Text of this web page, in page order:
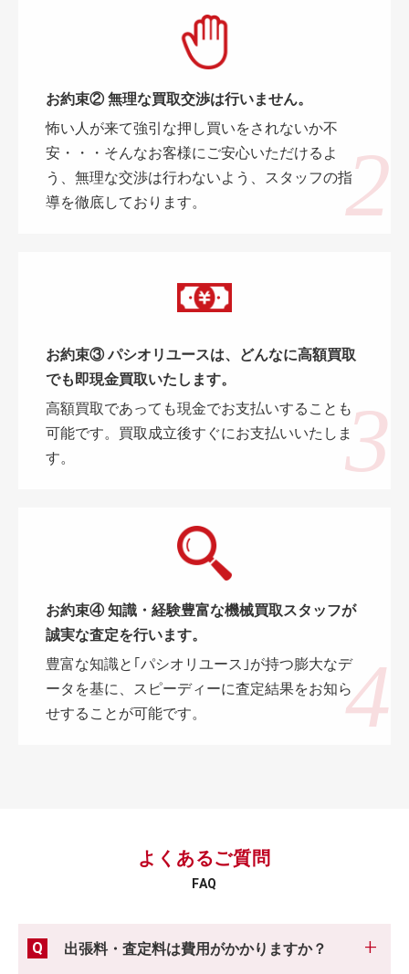
お約束② 無理な買取交渉は行いません。
怖い人が来て強引な押し買いをされないか不
安・・・そんなお客様にご安心いただけるよ
う、無理な交渉は行わないよう、スタッフの指
導を徹底しております。
お約束③ パシオリユースは、どんなに高額買取
でも即現金買取いたします。
高額買取であっても現金でお支払いすることも
可能です。買取成立後すぐにお支払いいたしま
す。
お約束④ 知識・経験豊富な機械買取スタッフが
誠実な査定を行います。
豊富な知識と｢パシオリユース｣が持つ膨大なデ
ータを基に、スピーディーに査定結果をお知ら
せすることが可能です。
よくあるご質問
FAQ
出張料・査定料は費用がかかりますか？